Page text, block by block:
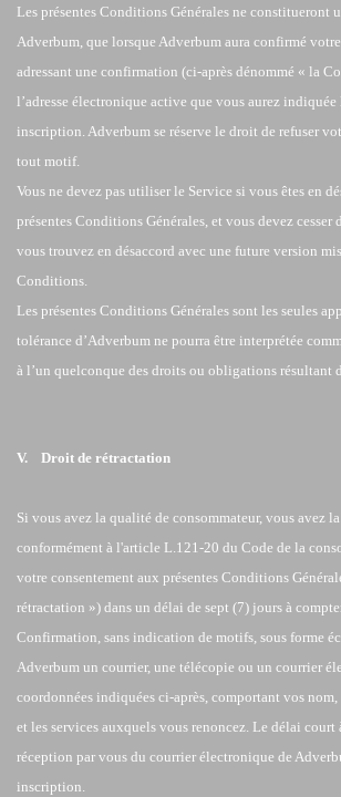
Les présentes Conditions Générales ne constitueront
Adverbum, que lorsque Adverbum aura confirmé
adressant une confirmation (ci-après dénommé « la
l’adresse électronique active que vous aurez indiquée
inscription. Adverbum se réserve le droit de refuser
tout motif.
Vous ne devez pas utiliser le Service si vous êtes en
présentes Conditions Générales, et vous devez cesser
vous trouvez en désaccord avec une future version
Conditions.
Les présentes Conditions Générales sont les seules
tolérance d’Adverbum ne pourra être interprétée
à l’un quelconque des droits ou obligations résultant
V. Droit de rétractation
Si vous avez la qualité de consommateur, vous avez
conformément à l'article L.121-20 du Code de la
votre consentement aux présentes Conditions
rétractation ») dans un délai de sept (7) jours à
Confirmation, sans indication de motifs, sous forme
Adverbum un courrier, une télécopie ou un courrier
coordonnées indiquées ci-après, comportant vos
et les services auxquels vous renoncez. Le délai court
réception par vous du courrier électronique de
inscription.